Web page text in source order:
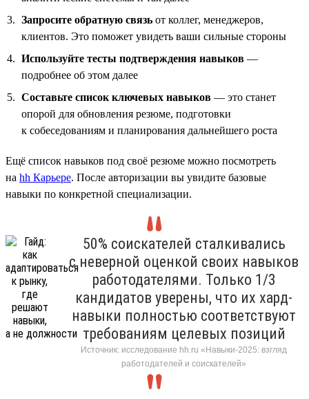
Запросите обратную связь от коллег, менеджеров,
клиентов. Это поможет увидеть ваши сильные стороны
Используйте тесты подтверждения навыков —
подробнее об этом далее
Составьте список ключевых навыков — это станет
опорой для обновления резюме, подготовки
к собеседованиям и планирования дальнейшего роста
Ещё список навыков под своё резюме можно посмотреть
на hh Карьере. После авторизации вы увидите базовые
навыки по конкретной специализации.
50% соискателей сталкивались
с неверной оценкой своих навыков
работодателями. Только 1/3
кандидатов уверены, что их хард-
навыки полностью соответствуют
требованиям целевых позиций
Источник: исследование hh.ru «Навыки-2025: взгляд
работодателей и соискателей»